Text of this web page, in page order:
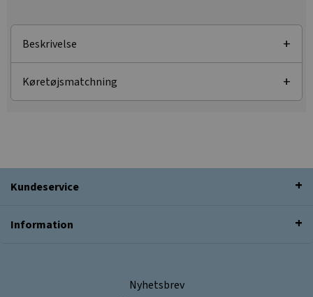
Beskrivelse
Køretøjsmatchning
Kundeservice
Information
Nyhetsbrev